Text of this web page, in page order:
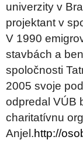
univerzity v
projektant v
V 1990
stavbách a
spoločnosti
2005 svoje
odpredal VÚB
charitatívnu
Anjel.http://